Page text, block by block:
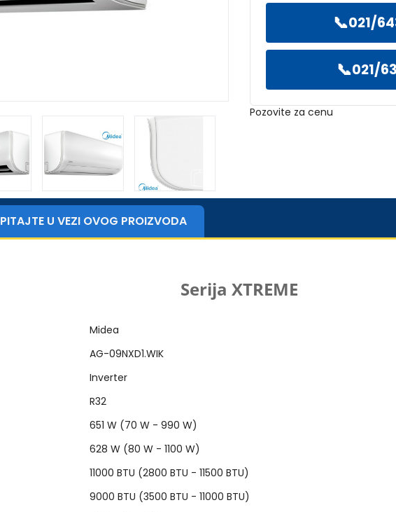
📞021/
📞021/
Pozovite za cenu
PITAJTE U VEZI OVOG PROIZVODA
Serija XTREME
Midea
AG-09NXD1.WIK
Inverter
R32
651 W (70 W - 990 W)
628 W (80 W - 1100 W)
11000 BTU (2800 BTU - 11500 BTU)
9000 BTU (3500 BTU - 11000 BTU)